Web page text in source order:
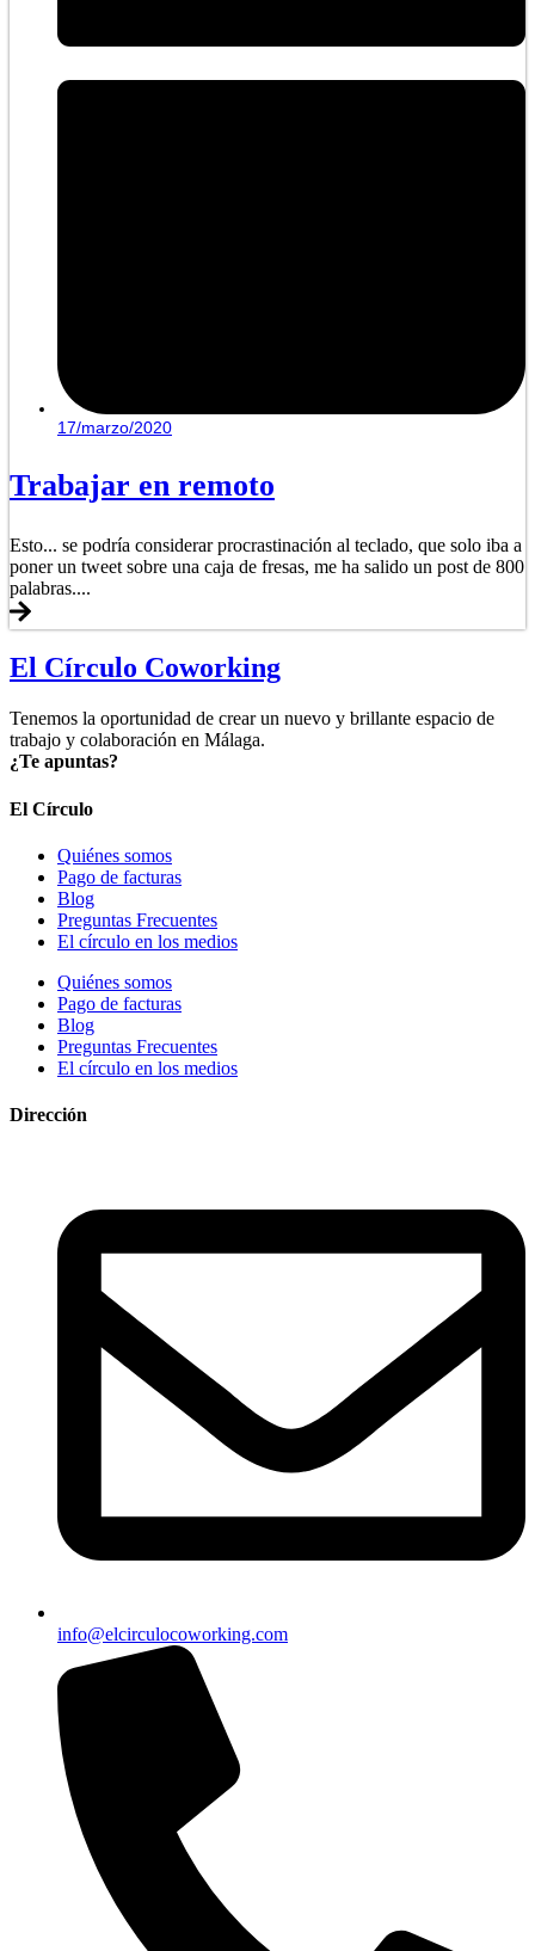
17/marzo/2020
Trabajar en remoto
Esto... se podría considerar procrastinación al teclado, que solo iba a
poner un tweet sobre una caja de fresas, me ha salido un post de 800
palabras....
El Círculo Coworking
Tenemos la oportunidad de crear un nuevo y brillante espacio de
trabajo y colaboración en Málaga.
¿Te apuntas?
El Círculo
Quiénes somos
Pago de facturas
Blog
Preguntas Frecuentes
El círculo en los medios
Quiénes somos
Pago de facturas
Blog
Preguntas Frecuentes
El círculo en los medios
Dirección
info@elcirculocoworking.com